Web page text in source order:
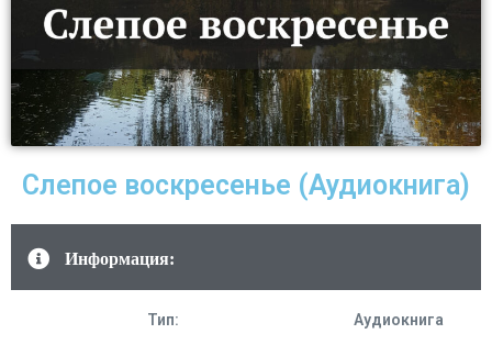
Слепое воскресенье (Аудиокнига)
Информация:
Тип: Аудиокнига